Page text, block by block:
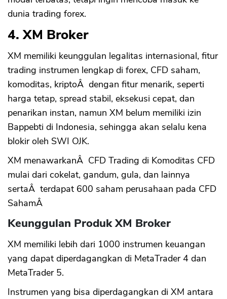
dunia trading forex.
4. XM Broker
XM memiliki keunggulan legalitas internasional, fitur
trading instrumen lengkap di forex, CFD saham,
komoditas, kriptoÂ dengan fitur menarik, seperti
harga tetap, spread stabil, eksekusi cepat, dan
penarikan instan, namun XM belum memiliki izin
Bappebti di Indonesia, sehingga akan selalu kena
blokir oleh SWI OJK.
XM menawarkanÂ CFD Trading di Komoditas CFD
mulai dari cokelat, gandum, gula, dan lainnya
sertaÂ terdapat 600 saham perusahaan pada CFD
SahamÂ
Keunggulan Produk XM Broker
XM memiliki lebih dari 1000 instrumen keuangan
yang dapat diperdagangkan di MetaTrader 4 dan
MetaTrader 5.
Instrumen yang bisa diperdagangkan di XM antara